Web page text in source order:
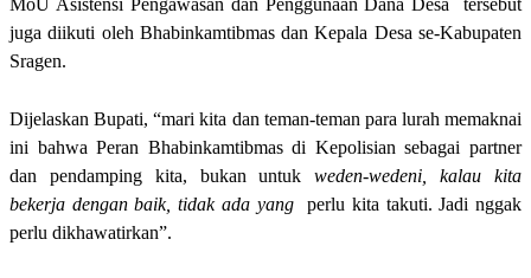
juga diikuti oleh Bhabinkamtibmas dan Kepala Desa se-Kabupaten
Sragen.
Dijelaskan Bupati, “mari kita dan teman-teman para lurah memaknai
ini bahwa Peran Bhabinkamtibmas di Kepolisian sebagai partner
dan pendamping kita, bukan untukweden-wedeni, kalau kita
bekerja dengan baik, tidak ada yang
perlu kita takuti. Jadi nggak
perlu dikhawatirkan”.